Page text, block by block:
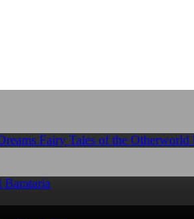
Fairy Tales of the Otherworld
Barataria